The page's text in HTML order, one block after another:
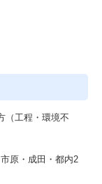
（工程・環境不
原・成田・都内2